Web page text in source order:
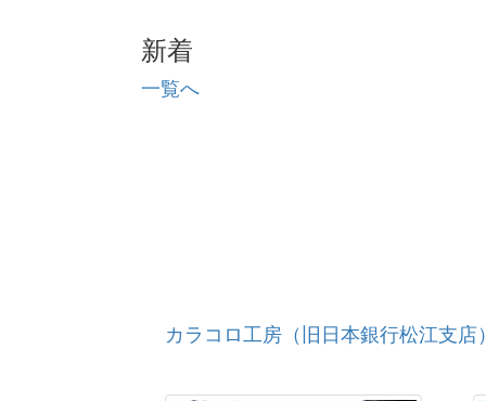
新着
一覧へ
カラコロ工房（旧日本銀行松江支店